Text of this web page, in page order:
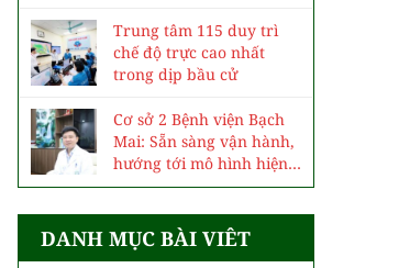
Trung tâm 115 duy trì
chế độ trực cao nhất
trong dịp bầu cử
Cơ sở 2 Bệnh viện Bạch
Mai: Sẵn sàng vận hành,
hướng tới mô hình hiện
đại, chuyên sâu
DANH MỤC BÀI VIÊT